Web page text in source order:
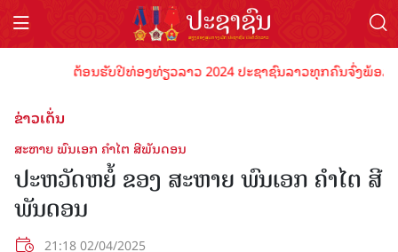
ຕ້ອນຮັບປີທ່ອງທ່ຽວລາວ 2024 ປະຊາຊົນລາວທຸກຄົນຈົ່ງພ້ອມເປັ
ຂ່າວເດັ່ນ
ສະຫາຍ ພົນເອກ ຄໍາໄຕ ສີພັນດອນ
ປະຫວັດຫຍໍ້ ຂອງ ສະຫາຍ ພົນເອກ ຄໍາໄຕ ສີ
ພັນດອນ
21:18 02/04/2025